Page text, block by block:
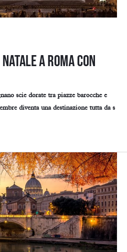
a Roma con
scie dorate tra piazze barocche e
diventa una destinazione tutta da s